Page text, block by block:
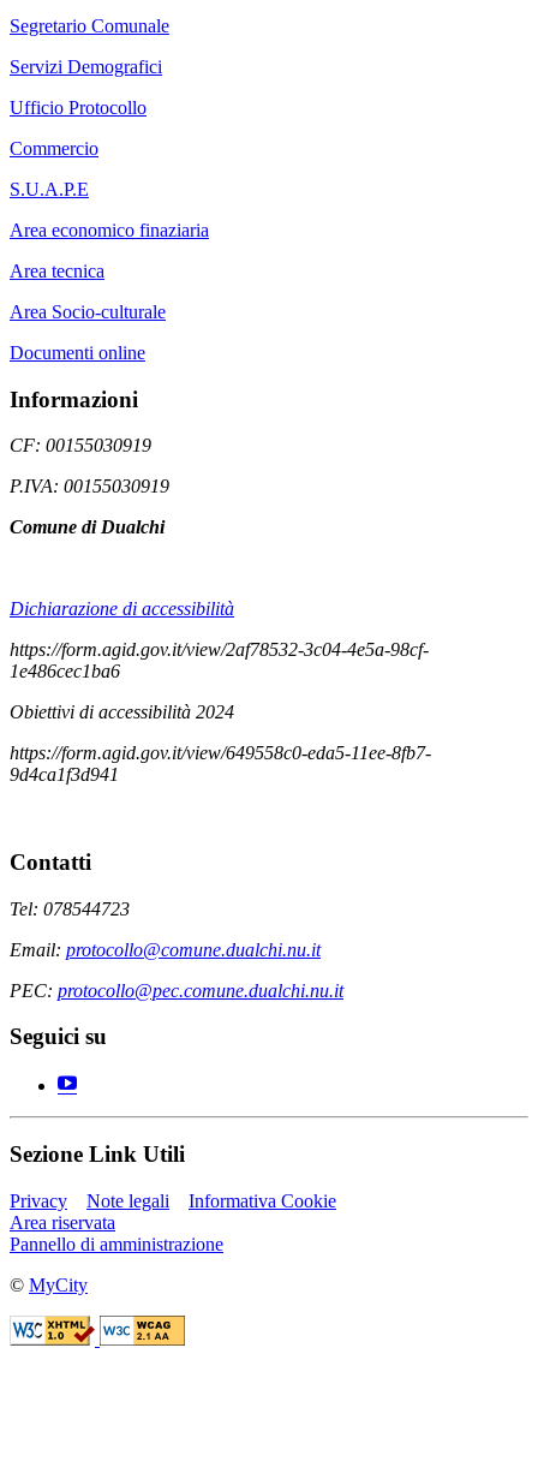
Segretario Comunale
Servizi Demografici
Ufficio Protocollo
Commercio
S.U.A.P.E
Area economico finaziaria
Area tecnica
Area Socio-culturale
Documenti online
Informazioni
CF: 00155030919
P.IVA: 00155030919
Comune di Dualchi
Dichiarazione di accessibilità
https://form.agid.gov.it/view/2af78532-3c04-4e5a-98cf-
1e486cec1ba6
Obiettivi di accessibilità 2024
https://form.agid.gov.it/view/649558c0-eda5-11ee-8fb7-
9d4ca1f3d941
Contatti
Tel: 078544723
Email: protocollo@comune.dualchi.nu.it
PEC: protocollo@pec.comune.dualchi.nu.it
Seguici su
Sezione Link Utili
Privacy Note legali
Informativa Cookie
Area riservata
Pannello di amministrazione
© MyCity